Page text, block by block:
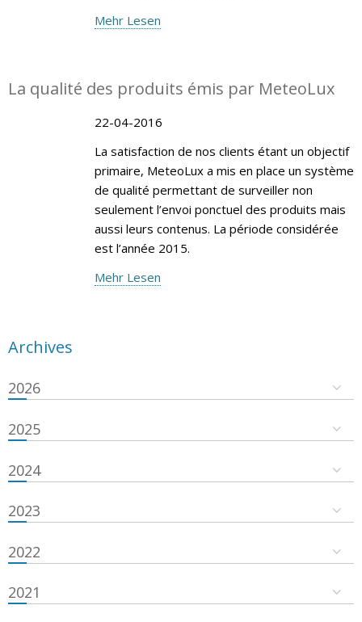
Mehr Lesen
La qualité des produits émis par MeteoLux
22-04-2016
La satisfaction de nos clients étant un objectif
primaire, MeteoLux a mis en place un système
de qualité permettant de surveiller non
seulement l’envoi ponctuel des produits mais
aussi leurs contenus. La période considérée
est l’année 2015.
Mehr Lesen
Archives
2026
2025
2024
2023
2022
2021